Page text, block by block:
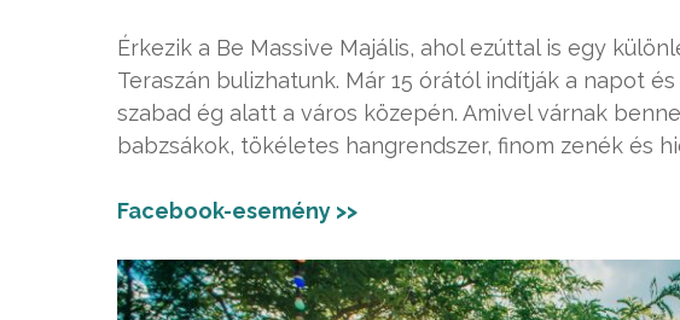
Érkezik a Be Massive Majális, ahol ezúttal is egy
Teraszán bulizhatunk. Már 15 órától indítják a napot
szabad ég alatt a város közepén. Amivel várnak
babzsákok, tökéletes hangrendszer, finom zenék és
Facebook-esemény >>